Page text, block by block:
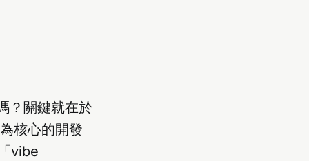
？關鍵就在於
核心的開發
vibe